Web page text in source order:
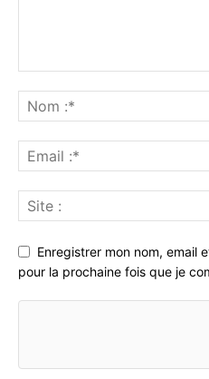
Enregistrer mon nom, email
pour la prochaine fois que je